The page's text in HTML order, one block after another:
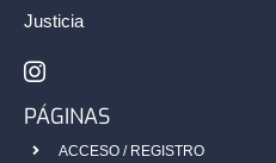
Justicia
PÁGINAS
ACCESO / REGISTRO